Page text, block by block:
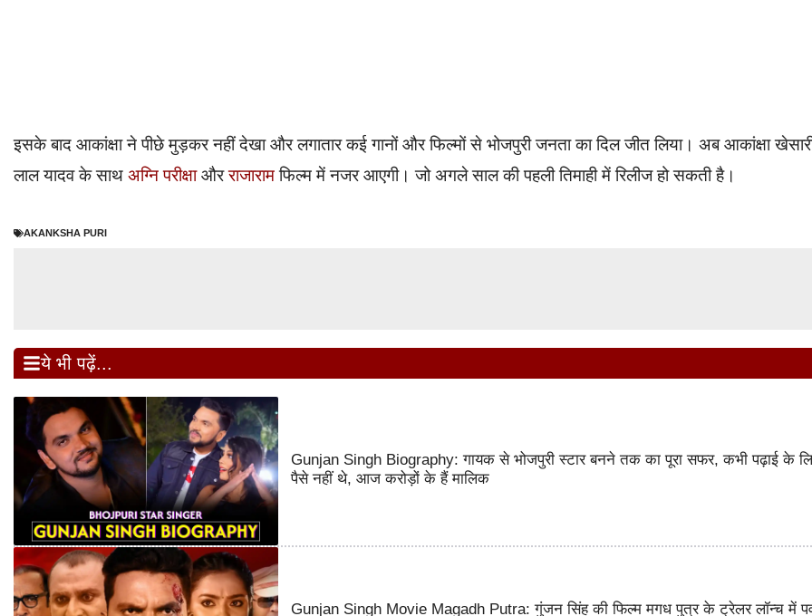
इसके बाद आकांक्षा ने पीछे मुड़कर नहीं देखा और लगातार कई गानों और फिल्मों से भोजपुरी जनता का दिल जीत लिया। अब आकांक्षा
लाल यादव के साथ अग्नि परीक्षाऔरराजारामफिल्म में नजर आएगी। जो अगले साल की पहली तिमाही में रिलीज हो सकती है।
AKANKSHA PURI
ये भी पढ़ें...
Gunjan Singh Biography: गायक से भोजपुरी स्टार बनने तक का पूरा सफर, कभी पढ़ाई के
पैसे नहीं थे, आज करोड़ों के हैं मालिक
Gunjan Singh Movie Magadh Putra: गुंजन सिंह की फिल्म मगध पुत्र के ट्रेलर लॉन्च में